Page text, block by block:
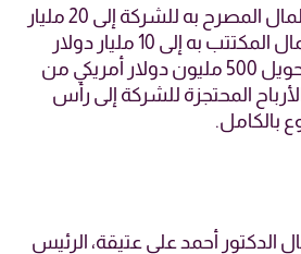
وقد تمت زيادة رأس المال المصرح به للشركة إلى 20 مليار
دولار أمريكي ورأس المال المكتتب به إلى 10 مليار دولار
أمريكي، بالإضافة إلى تحويل 500 مليون دولار أمريكي من
المحتجزة للشركة إلى رأس
بالكامل.
الدكتور أحمد علي عتيقة، الرئيس